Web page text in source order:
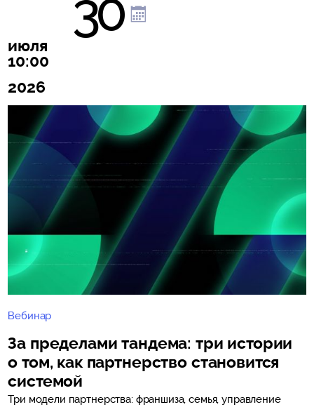
июля
10:00
2026
Вебинар
За пределами тандема: три истории
о том, как партнерство становится
системой
Три модели партнерства: франшиза, семья, управление